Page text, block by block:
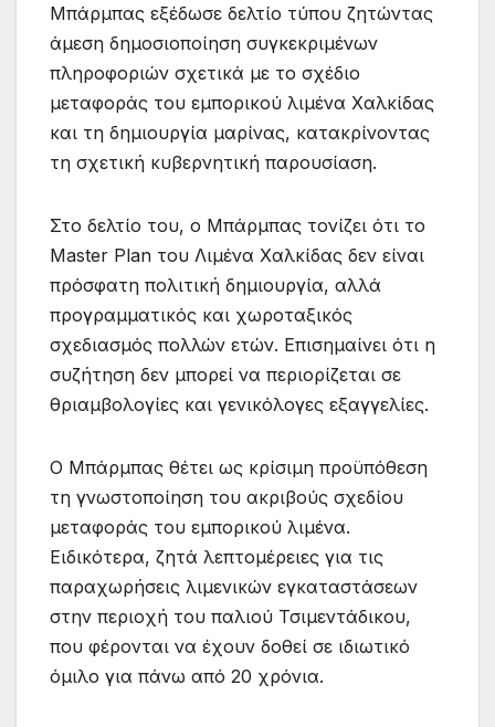
Μπάρμπας εξέδωσε δελτίο τύπου ζητώντας
άμεση δημοσιοποίηση συγκεκριμένων
πληροφοριών σχετικά με το σχέδιο
μεταφοράς του εμπορικού λιμένα Χαλκίδας
και τη δημιουργία μαρίνας, κατακρίνοντας
τη σχετική κυβερνητική παρουσίαση.
Στο δελτίο του, ο Μπάρμπας τονίζει ότι το
Master Plan του Λιμένα Χαλκίδας δεν είναι
πρόσφατη πολιτική δημιουργία, αλλά
προγραμματικός και χωροταξικός
σχεδιασμός πολλών ετών. Επισημαίνει ότι η
συζήτηση δεν μπορεί να περιορίζεται σε
θριαμβολογίες και γενικόλογες εξαγγελίες.
Ο Μπάρμπας θέτει ως κρίσιμη προϋπόθεση
τη γνωστοποίηση του ακριβούς σχεδίου
μεταφοράς του εμπορικού λιμένα.
Ειδικότερα, ζητά λεπτομέρειες για τις
παραχωρήσεις λιμενικών εγκαταστάσεων
στην περιοχή του παλιού Τσιμεντάδικου,
που φέρονται να έχουν δοθεί σε ιδιωτικό
όμιλο για πάνω από 20 χρόνια.